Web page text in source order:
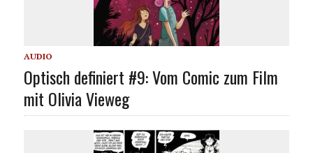
AUDIO
Optisch definiert #9: Vom Comic zum Film
mit Olivia Vieweg